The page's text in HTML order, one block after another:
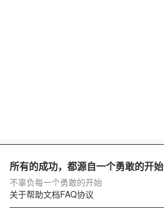
所有的成功，都源自一个勇敢的开始
不辜负每一个勇敢的开始
关于帮助文档FAQ协议